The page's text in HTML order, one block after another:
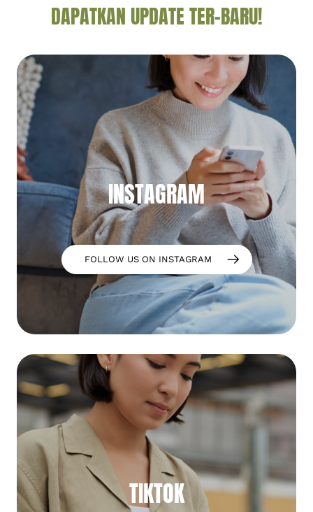
DAPATKAN UPDATE TER-BARU!
INSTAGRAM
FOLLOW US ON INSTAGRAM
TIKTOK